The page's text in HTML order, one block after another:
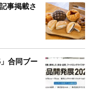
事掲載さ
合同ブー